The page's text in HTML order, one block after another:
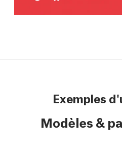
Exemples
Modèles &